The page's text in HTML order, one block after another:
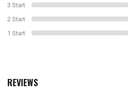
3 Start
2 Start
1 Start
REVIEWS